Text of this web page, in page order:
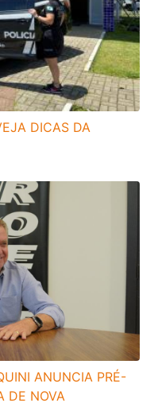
DICAS DA
ANUNCIA PRÉ-
DE NOVA